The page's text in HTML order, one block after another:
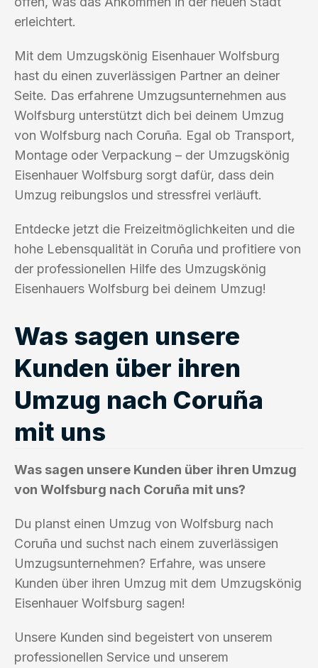
erleichtert.
Mit dem Umzugskönig Eisenhauer Wolfsburg
hast du einen zuverlässigen Partner an deiner
Seite. Das erfahrene Umzugsunternehmen aus
Wolfsburg unterstützt dich bei deinem Umzug
von Wolfsburg nach Coruña. Egal ob Transport,
Montage oder Verpackung – der Umzugskönig
Eisenhauer Wolfsburg sorgt dafür, dass dein
Umzug reibungslos und stressfrei verläuft.
Entdecke jetzt die Freizeitmöglichkeiten und die
hohe Lebensqualität in Coruña und profitiere von
der professionellen Hilfe des Umzugskönig
Eisenhauers Wolfsburg bei deinem Umzug!
Was sagen unsere
Kunden über ihren
Umzug nach Coruña
mit uns
Was sagen unsere Kunden über ihren Umzug
von Wolfsburg nach Coruña mit uns?
Du planst einen Umzug von Wolfsburg nach
Coruña und suchst nach einem zuverlässigen
Umzugsunternehmen? Erfahre, was unsere
Kunden über ihren Umzug mit dem Umzugskönig
Eisenhauer Wolfsburg sagen!
Unsere Kunden sind begeistert von unserem
professionellen Service und unserem